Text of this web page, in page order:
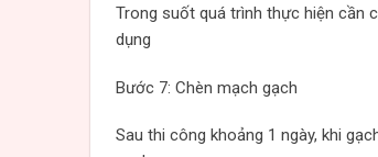
Trong suốt quá trình thực hiện cần
dụng
Bước 7: Chèn mạch gạch
Sau thi công khoảng 1 ngày, khi